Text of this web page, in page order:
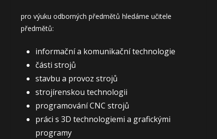
pro výuku odborných předmětů hledáme učitele
předmětů:
informační a komunikační technologie
části strojů
stavbu a provoz strojů
strojírenskou technologii
programování CNC strojů
práci s 3D technologiemi a grafickými
programy